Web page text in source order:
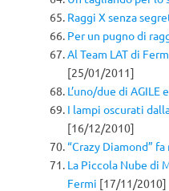
Raggi X senza
Per un pugno di
Al Team LAT di
[25/01/2011]
L’uno/due di AGILE
I lampi oscurati
[16/12/2010]
“Crazy Diamond”
La Piccola Nube di
Fermi [17/11/2010]